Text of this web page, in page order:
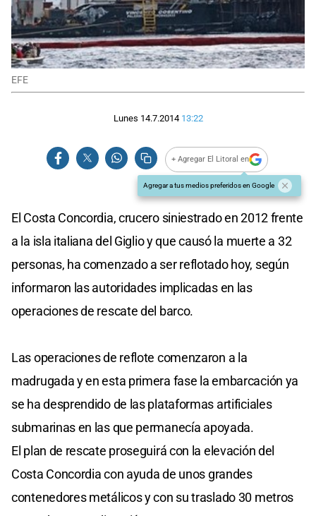
EFE
Lunes 14.7.2014 13:22
+ Agregar El Litoral en
Agregar a tus medios preferidos en Google
El Costa Concordia, crucero siniestrado en 2012 frente
a la isla italiana del Giglio y que causó la muerte a 32
personas, ha comenzado a ser reflotado hoy, según
informaron las autoridades implicadas en las
operaciones de rescate del barco.
Las operaciones de reflote comenzaron a la
madrugada y en esta primera fase la embarcación ya
se ha desprendido de las plataformas artificiales
submarinas en las que permanecía apoyada.
El plan de rescate proseguirá con la elevación del
Costa Concordia con ayuda de unos grandes
contenedores metálicos y con su traslado 30 metros